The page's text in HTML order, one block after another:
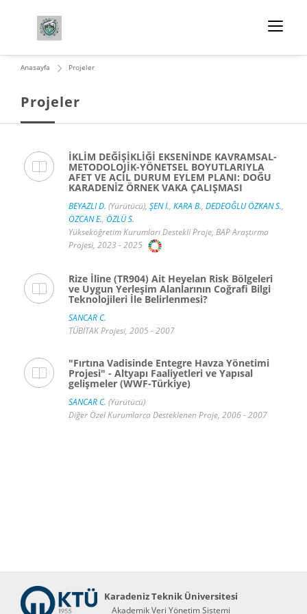
Projeler
Anasayfa Projeler
İKLİM DEĞİŞİKLİĞİ EKSENİNDE KAVRAMSAL-
METODOLOJİK-YÖNETSEL BOYUTLARIYLA
AFET VE ACİL DURUM EYLEM PLANI: DOĞU
KARADENİZ ÖRNEK VAKA ÇALIŞMASI
BEYAZLI D. (Yürütücü), ŞEN İ., KARA B., DEDEOĞLU ÖZKAN S.,
ÖZCAN E., ÖZLÜ S.
Yükseköğretim Kurumları Destekli Proje, BAP Araştırma
Projesi, 2023 - 2025
Rize İline (TR904) Ait Heyelan Risk Bölgeleri
ve Uygun Yerleşim Alanlarının Coğrafi Bilgi
Teknolojileri İle Belirlenmesi?
SANCAR C.
TÜBİTAK Projesi, 2005 - 2007
"Fırtına Vadisinde Entegre Havza Yönetimi
Projesi" - Altyapı Faaliyetleri ve Yapısal
gelişmeler (WWF-Türkiye)
SANCAR C. (Yürütücü)
Diğer Özel Kurumlarca Desteklenen Proje, 2006 - 2007
Karadeniz Teknik Üniversitesi
Akademik Veri Yönetim Sistemi